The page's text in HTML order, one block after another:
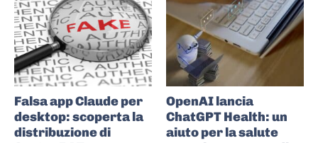
Falsa app Claude per
desktop: scoperta la
distribuzione di
OpenAI lancia
ChatGPT Health: un
aiuto per la salute